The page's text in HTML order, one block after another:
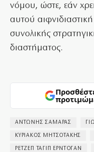
νόμου, ώστε, εάν
αυτού
συνολικής
διαστήματος.
ΑΝΤΩΝΗΣ ΣΑΜΑΡΑΣ
ΚΥΡΙΑΚΟΣ ΜΗΤΣΟΤΑΚΗΣ
ΡΕΤΖΕΠ ΤΑΓΙΠ ΕΡΝΤΟΓΑΝ